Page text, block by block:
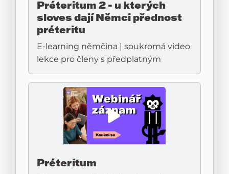
Préteritum 2 - u kterých
sloves dají Němci přednost
préteritu
E-learning němčina | soukromá video
lekce pro členy s předplatným
Préteritum